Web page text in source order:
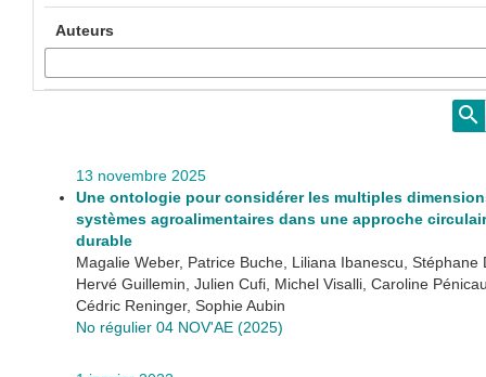
Auteurs
13 novembre 2025
Une ontologie pour considérer les multiples
systèmes agroalimentaires dans une approche
durable
Magalie Weber, Patrice Buche, Liliana Ibanescu, Stéphane
Hervé Guillemin, Julien Cufi, Michel Visalli, Caroline
Cédric Reninger, Sophie Aubin
No régulier 04 NOV'AE (2025)